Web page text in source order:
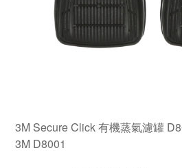
3M Secure Click 有機蒸氣濾罐
3M D8001